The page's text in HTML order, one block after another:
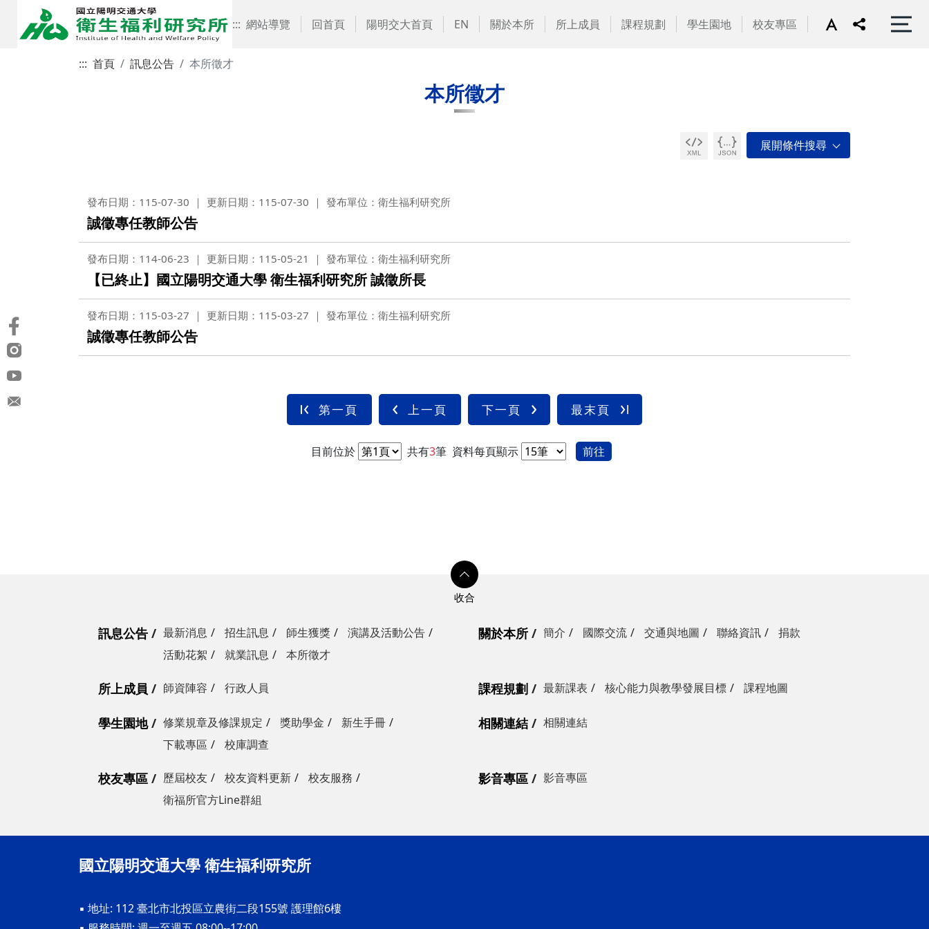
::: 網站導覽 回首頁 陽明交大首頁 EN 關於本所 所上成員 課程規劃 學生園地 校友專區
::: 首頁 訊息公告 本所徵才
本所徵才
發布日期：115-07-30 更新日期：115-07-30 發布單位：衛生福利研究所
誠徵專任教師公告
發布日期：114-06-23 更新日期：115-05-21 發布單位：衛生福利研究所
【已終止】國立陽明交通大學 衛生福利研究所 誠徵所長
發布日期：115-03-27 更新日期：115-03-27 發布單位：衛生福利研究所
誠徵專任教師公告
第一頁 上一頁 下一頁 最末頁
目前位於 共有3筆 資料每頁顯示 前往
訊息公告 最新消息 招生訊息 師生獲獎
演講及活動公告
活動花絮
就業訊息 本所徵才
關於本所 簡介 國際交流 交通與地圖 聯絡資訊 捐款
所上成員 師資陣容 行政人員 課程規劃 最新課表 核心能力與教學發展目標 課程地圖
學生園地 修業規章及修課規定 獎助學金
新生手冊
下載專區
校庫調查
相關連結 相關連結
校友專區 歷屆校友 校友資料更新
校友服務
衛福所官方Line群組
影音專區 影音專區
國立陽明交通大學 衛生福利研究所
▪ 地址: 112 臺北市北投區立農街二段155號 護理館6樓